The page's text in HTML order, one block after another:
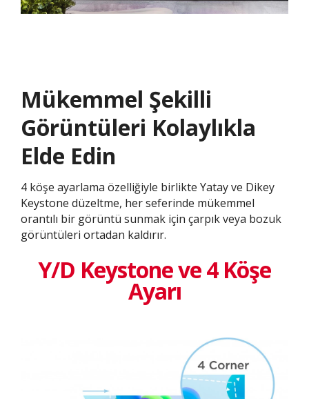
Mükemmel Şekilli
Görüntüleri Kolaylıkla
Elde Edin
4 köşe ayarlama özelliğiyle birlikte Yatay ve Dikey
Keystone düzeltme, her seferinde mükemmel
orantılı bir görüntü sunmak için çarpık veya bozuk
görüntüleri ortadan kaldırır.​
Y/D Keystone ve 4 Köşe
Ayarı